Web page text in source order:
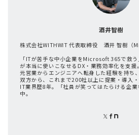
酒井智樹
株式会社WITHWIT 代表取締役 酒井 智樹（
「ITが苦手な中小企業をMicrosoft 365で救
が本当に使いこなせるDX・業務効率化を支援。
元営業からエンジニアへ転身した経験を持ち
双方から、これまで200社以上に提案・導入・
IT業界歴8年。「社員が笑ってはたらける企
中。